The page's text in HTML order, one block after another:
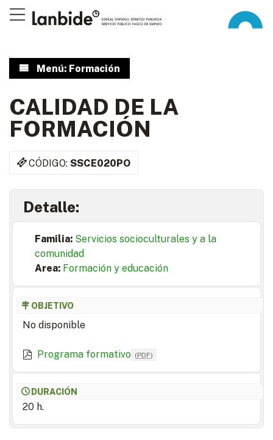
Menú: Formación
CALIDAD DE LA
FORMACIÓN
CÓDIGO:SSCE020PO
Detalle:
Familia: Servicios socioculturales y a la
comunidad
Area: Formación y educación
OBJETIVO
No disponible
Programa formativo (PDF)
DURACIÓN
20 h.